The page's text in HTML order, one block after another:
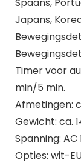
Japans,
Timer voor
min/5 min.
Afmetingen:
Gewicht: ca.
Spanning: AC
Opties: wit-